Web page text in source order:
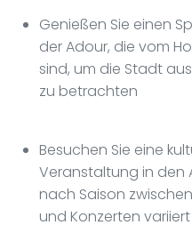
Genießen Sie einen
der Adour, die vom
sind, um die Stadt
zu betrachten
Besuchen Sie eine
Veranstaltung in den
nach Saison
und Konzerten variiert